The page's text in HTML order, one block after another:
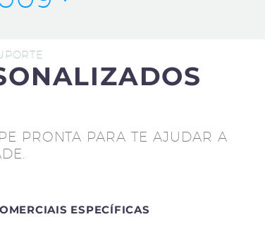
PRONTA PARA TE AJUDAR A
ESPECÍFICAS